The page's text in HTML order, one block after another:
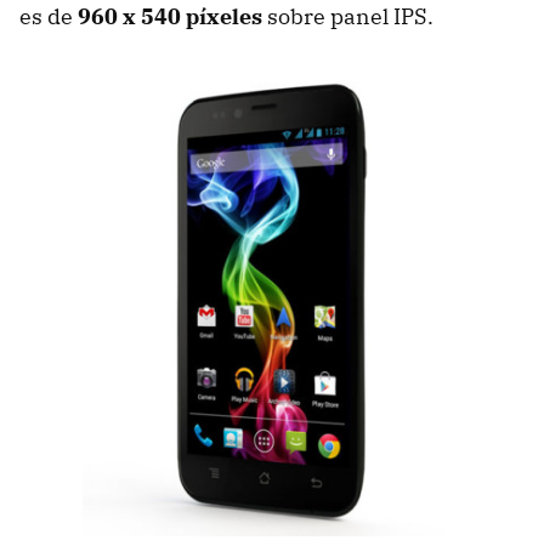
es de 960 x 540 píxeles sobre panel IPS.